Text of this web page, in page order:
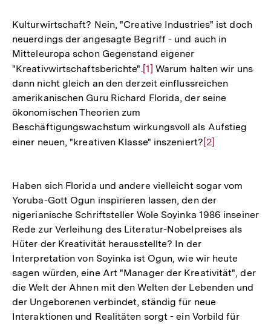
Kulturwirtschaft? Nein, "Creative Industries" ist doch
neuerdings der angesagte Begriff - und auch in
Mitteleuropa schon Gegenstand eigener
"Kreativwirtschaftsberichte".Zur
Auflösung
der
[1] Warum halten wir uns
dann nicht gleich an den derzeit einflussreichen
amerikanischen Guru Richard Florida, der seine
ökonomischen Theorien zum
Beschäftigungswachstum wirkungsvoll als Aufstieg
einer neuen, "kreativen Klasse" inszeniert?Zur
Fußnote
[2]
Haben sich Florida und andere vielleicht sogar vom
Yoruba-Gott Ogun inspirieren lassen, den der
nigerianische Schriftsteller Wole Soyinka 1986 inseiner
Rede zur Verleihung des Literatur-Nobelpreises als
Hüter der Kreativität herausstellte? In der
Interpretation von Soyinka ist Ogun, wie wir heute
sagen würden, eine Art "Manager der Kreativität", der
die Welt der Ahnen mit den Welten der Lebenden und
der Ungeborenen verbindet, ständig für neue
Interaktionen und Realitäten sorgt - ein Vorbild für